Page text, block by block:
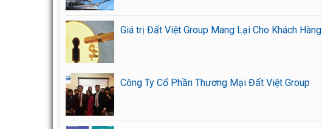
Giá trị Đất Việt Group Mang Lại Cho Khách Hàng
Công Ty Cổ Phần Thương Mại Đất Việt Group